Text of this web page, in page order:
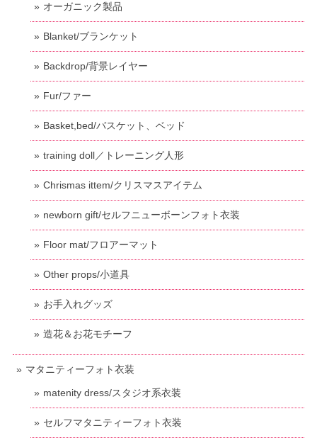
オーガニック製品
Blanket/ブランケット
Backdrop/背景レイヤー
Fur/ファー
Basket,bed/バスケット、ベッド
training doll／トレーニング人形
Chrismas ittem/クリスマスアイテム
newborn gift/セルフニューボーンフォト衣装
Floor mat/フロアーマット
Other props/小道具
お手入れグッズ
造花＆お花モチーフ
マタニティーフォト衣装
matenity dress/スタジオ系衣装
セルフマタニティーフォト衣装